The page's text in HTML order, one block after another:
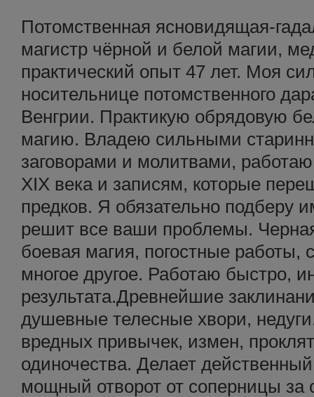
Потомственная ясновидящая-
магистр чёрной и белой магии,
практический опыт 47 лет. Моя
носительнице потомственного
Венгрии. Практикую обрядовую
магию. Владею сильными
заговорами и молитвами,
XIX века и записям, которые
предков. Я обязательно подберу
решит все ваши проблемы.
боевая магия, погостные работы,
многое другое. Работаю быстро,
результата.Древнейшие
душевные телесные хвори,
вредных привычек, измен,
одиночества. Делает
мощный отворот от соперницы за